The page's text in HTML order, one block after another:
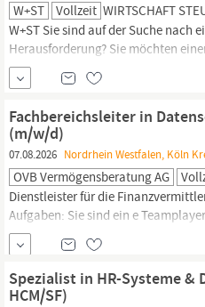
W+ST Vollzeit WIRTSCHAFT
W+ST Sie sind auf der Suche nach
Herausforderung? Sie möchten
betreuen, abwechslungsreiche
Branchen begleiten und Teil eines
Teams sein? Dann freuen wir uns
Fachbereichsleiter in
(m/w/d)
07.08.2026 Nordrhein Westfalen, Köln
OVB Vermögensberatung AG
Dienstleister für die
Aufgaben: Sie sind ein e
haben einen Blick fürs Detail? Dann
spannendes Aufgabenspektrum!
Vorstandes und der Fachbereiche
Informationssicherheit und
Spezialist in HR-Systeme &
HCM/SF)